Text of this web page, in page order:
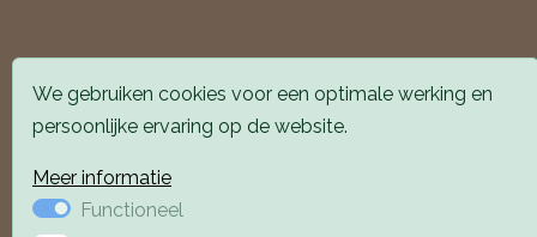
Alle locaties zijn goed bereikbaar met auto en
openbaar vervoer. Er is parkeergelegenheid voor de
We gebruiken cookies voor een optimale werking en
persoonlijke ervaring op de website.
Meer informatie
Functioneel